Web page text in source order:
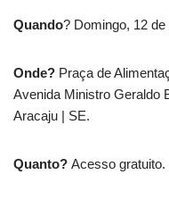
Quando? Domingo, 12
Onde? Praça de
Avenida Ministro Geraldo
Aracaju | SE.
Quanto? Acesso gratuito.